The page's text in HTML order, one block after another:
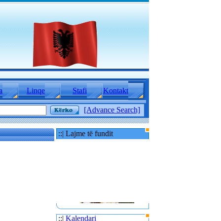
Linqe Stafi Kontakt
[Advance Search]
::| Lajme të fundit
::| Kalendari